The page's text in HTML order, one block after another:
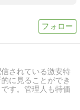
されている激安特
に見ることができ
す。管理人も特価